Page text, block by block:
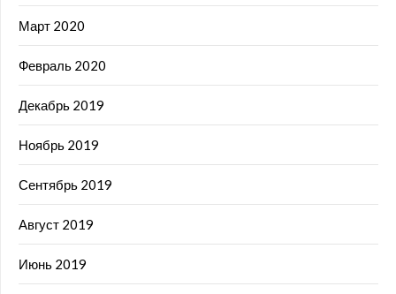
Март 2020
Февраль 2020
Декабрь 2019
Ноябрь 2019
Сентябрь 2019
Август 2019
Июнь 2019